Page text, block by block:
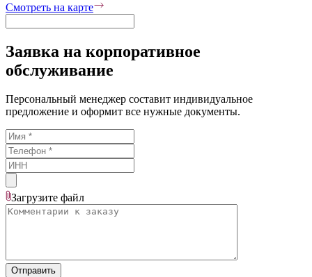
Смотреть на карте
Заявка на корпоративное
обслуживание
Персональный менеджер составит индивидуальное
предложение и оформит все нужные документы.
Загрузите файл
Отправить